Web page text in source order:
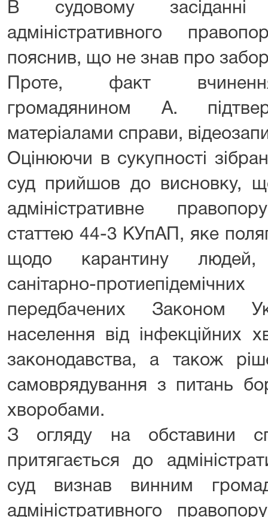
В судовому засіданні
адміністративного
пояснив, що не знав про
Проте, факт
громадянином А.
матеріалами справи,
Оцінюючи в сукупності
суд прийшов до висновку,
адміністративне
статтею 44-3 КУпАП, яке
щодо карантину людей,
санітарно-
передбачених Законом
населення від інфекційних
законодавства, а також
самоврядування з питань
хворобами.
З огляду на обставини
притягається до
суд визнав винним
адміністративного